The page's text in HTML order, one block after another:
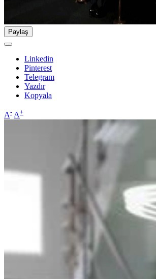
Paylaş
Linkedin
Pinterest
Telegram
Yazdır
Kopyala
A- A+